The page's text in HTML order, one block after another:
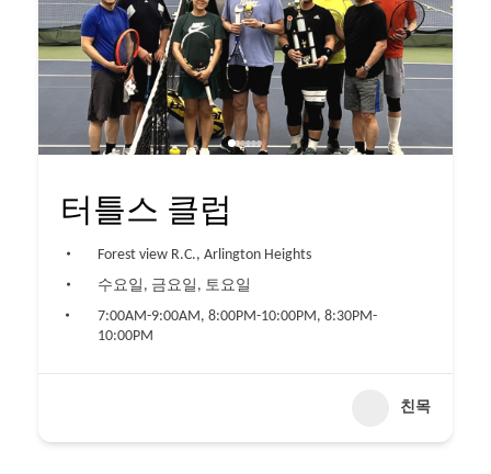
터틀스 클럽
Forest view R.C., Arlington Heights
수요일, 금요일, 토요일
7:00AM-9:00AM, 8:00PM-10:00PM, 8:30PM-
10:00PM
친목